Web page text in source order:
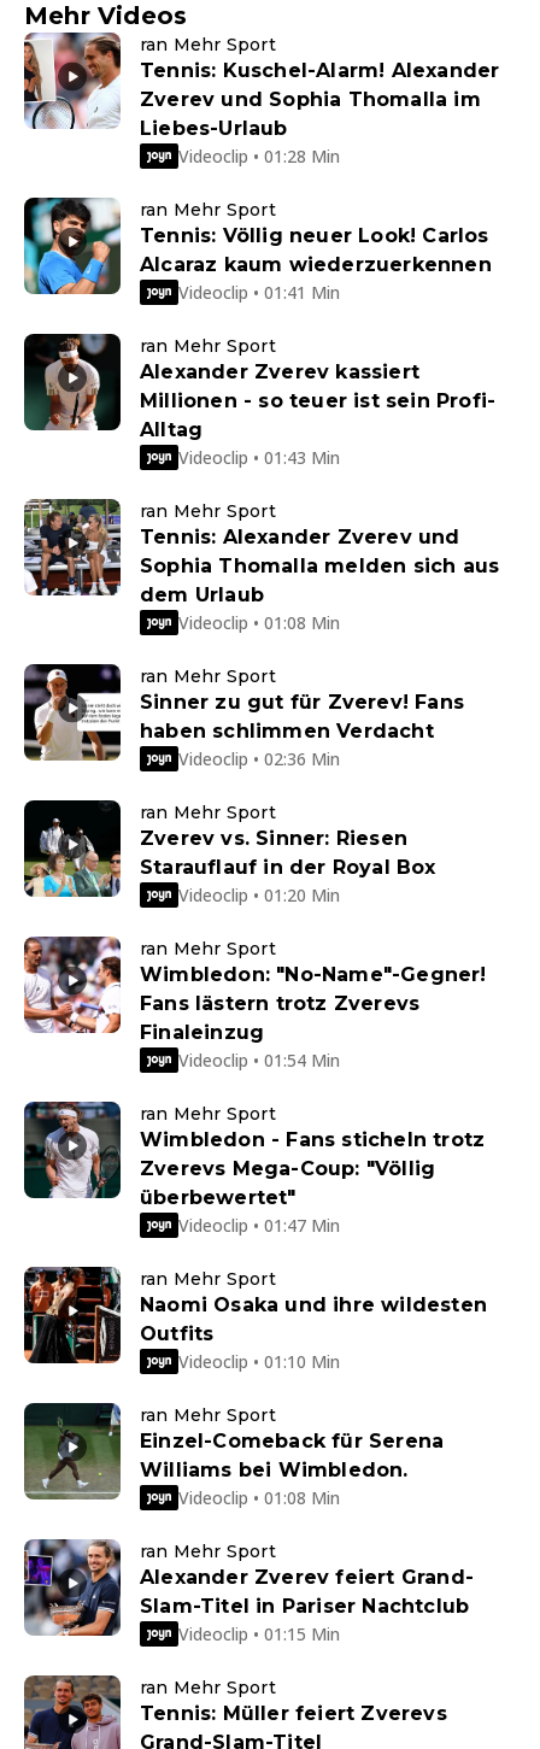
Mehr Videos
ran Mehr Sport
Tennis: Kuschel-Alarm! Alexander
Zverev und Sophia Thomalla im
Liebes-Urlaub
Videoclip • 01:28 Min
ran Mehr Sport
Tennis: Völlig neuer Look! Carlos
Alcaraz kaum wiederzuerkennen
Videoclip • 01:41 Min
ran Mehr Sport
Alexander Zverev kassiert
Millionen - so teuer ist sein Profi-
Alltag
Videoclip • 01:43 Min
ran Mehr Sport
Tennis: Alexander Zverev und
Sophia Thomalla melden sich aus
dem Urlaub
Videoclip • 01:08 Min
ran Mehr Sport
Sinner zu gut für Zverev! Fans
haben schlimmen Verdacht
Videoclip • 02:36 Min
ran Mehr Sport
Zverev vs. Sinner: Riesen
Starauflauf in der Royal Box
Videoclip • 01:20 Min
ran Mehr Sport
Wimbledon: "No-Name"-Gegner!
Fans lästern trotz Zverevs
Finaleinzug
Videoclip • 01:54 Min
ran Mehr Sport
Wimbledon - Fans sticheln trotz
Zverevs Mega-Coup: "Völlig
überbewertet"
Videoclip • 01:47 Min
ran Mehr Sport
Naomi Osaka und ihre wildesten
Outfits
Videoclip • 01:10 Min
ran Mehr Sport
Einzel-Comeback für Serena
Williams bei Wimbledon.
Videoclip • 01:08 Min
ran Mehr Sport
Alexander Zverev feiert Grand-
Slam-Titel in Pariser Nachtclub
Videoclip • 01:15 Min
ran Mehr Sport
Tennis: Müller feiert Zverevs
Grand-Slam-Titel